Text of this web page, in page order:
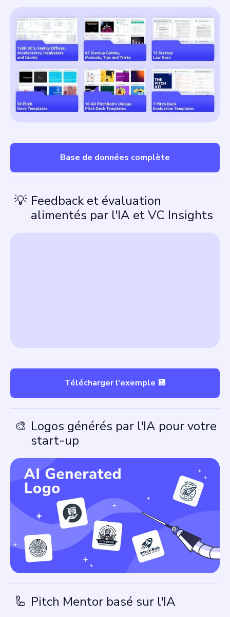
Base de données complète
💡 Feedback et évaluation
alimentés par l'IA et VC Insights
Télécharger l'exemple 💾
🎨 Logos générés par l'IA pour votre
start-up
🦾 Pitch Mentor basé sur l'IA